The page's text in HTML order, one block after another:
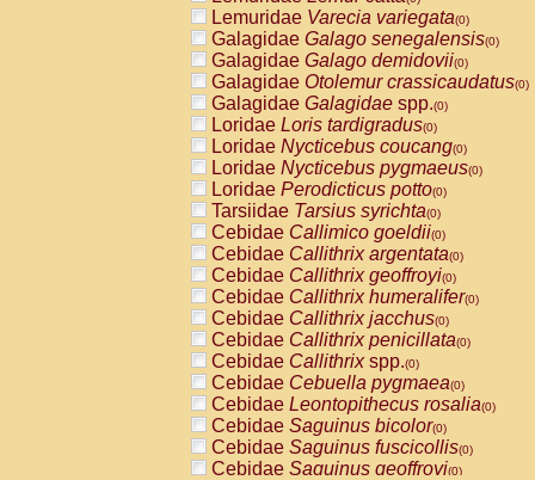
AtelidaeAlouattaspp.(0)
AtelidaeAteles belzebuth(0)
AtelidaeAteles geoffroyi(0)
AtelidaeAteles paniscus(0)
AtelidaeAtelesspp.(0)
Atelidae Lagothrix lagothricha
AtelidaeLagothrix lagothricha cana
PitheciidaeCacajao calvus
PitheciidaeCallicebus cupreus
PitheciidaeCallicebus donacophilus
PitheciidaeCallicebus moloch
PitheciidaeCallicebus torquatus
PitheciidaeCallicebusspp.(0)
PitheciidaeChiropotes satanas(0)
PitheciidaePithecia monachus
PitheciidaePithecia pithecia(0)
CercopithecidaeCercocebus agilis
CercopithecidaeCercocebus
CercopithecidaeCercocebus
CercopithecidaeCercocebus
CercopithecidaeCercocebus
CercopithecidaeCercocebushybrid
Lemuridae Varecia variegata(0)
Galagidae Galago senegalensis(0)
Galagidae Galago demidovii(0)
Galagidae Otolemur crassicaudatus(0)
Galagidae Galagidae spp.(0)
Loridae Loris tardigradus(0)
Loridae Nycticebus coucang(0)
Loridae Nycticebus pygmaeus(0)
Loridae Perodicticus potto(0)
Tarsiidae Tarsius syrichta(0)
Cebidae Callimico goeldii(0)
Cebidae Callithrix argentata(0)
Cebidae Callithrix geoffroyi(0)
Cebidae Callithrix humeralifer(0)
Cebidae Callithrix jacchus(0)
Cebidae Callithrix penicillata(0)
Cebidae Callithrixspp.(0)
Cebidae Cebuella pygmaea(0)
Cebidae Leontopithecus rosalia(0)
Cebidae Saguinus bicolor(0)
Cebidae Saguinus fuscicollis(0)
Cebidae Saguinus geoffroyi(0)